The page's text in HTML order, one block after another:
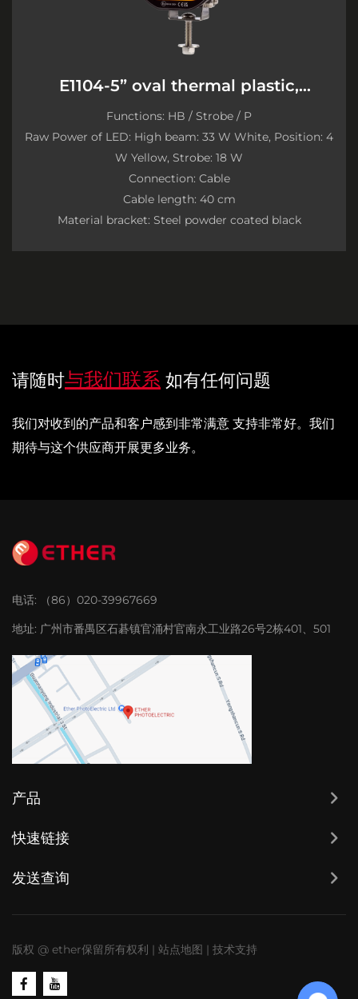
E1104-5” oval thermal plastic,
graphene
Functions: HB / Strobe / P
Raw Power of LED: High beam: 33 W White, Position: 4
W Yellow, Strobe: 18 W
Connection: Cable
Cable length: 40 cm
Material bracket: Steel powder coated black
请随时与我们联系 如有任何问题
我们对收到的产品和客户感到非常满意 支持非常好。我们
期待与这个供应商开展更多业务。
电话:
（86）020-39967669
地址: 广州市番禺区石碁镇官涌村官南永工业路26号2栋401、501
产品
快速链接
发送查询
版权 @ ether保留所有权利 | 站点地图 | 技术支持